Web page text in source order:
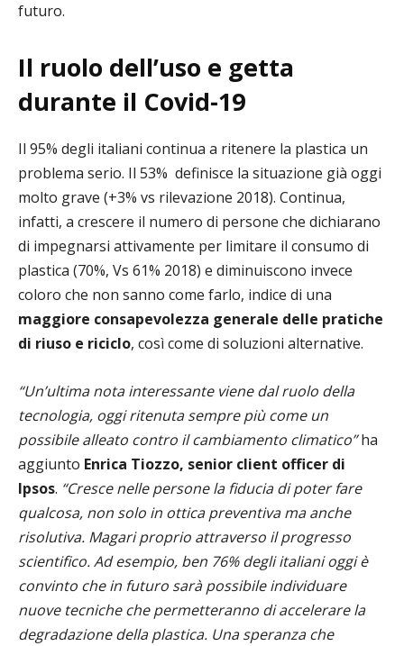
futuro.
Il ruolo dell’uso e getta
durante il Covid-19
Il 95% degli italiani continua a ritenere la plastica un
problema serio. Il 53% definisce la situazione già oggi
molto grave (+3% vs rilevazione 2018). Continua,
infatti, a crescere il numero di persone che dichiarano
di impegnarsi attivamente per limitare il consumo di
plastica (70%, Vs 61% 2018) e diminuiscono invece
coloro che non sanno come farlo, indice di una
maggiore consapevolezza generale delle pratiche
di riuso e riciclo, così come di soluzioni alternative.
“Un’ultima nota interessante viene dal ruolo della
tecnologia, oggi ritenuta sempre più come un
possibile alleato contro il cambiamento climatico”ha
aggiunto Enrica Tiozzo, senior client officer di
Ipsos. “Cresce nelle persone la fiducia di poter fare
qualcosa, non solo in ottica preventiva ma anche
risolutiva. Magari proprio attraverso il progresso
scientifico. Ad esempio, ben 76% degli italiani oggi è
convinto che in futuro sarà possibile individuare
nuove tecniche che permetteranno di accelerare la
degradazione della plastica. Una speranza che